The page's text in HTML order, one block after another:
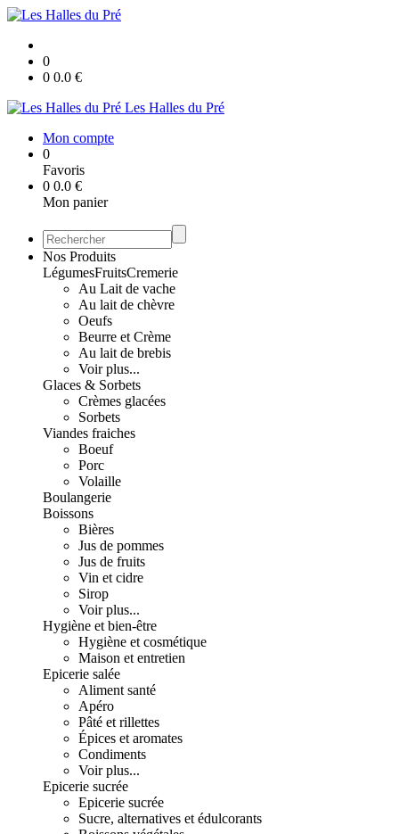
0
0 0.0 €
Les Halles du Pré
Mon compte
0
Favoris
0 0.0 €
Mon panier
Nos Produits
LégumesFruitsCremerie
Au Lait de vache
Au lait de chèvre
Oeufs
Beurre et Crème
Au lait de brebis
Voir plus...
Glaces & Sorbets
Crèmes glacées
Sorbets
Viandes fraiches
Boeuf
Porc
Volaille
Boulangerie
Boissons
Bières
Jus de pommes
Jus de fruits
Vin et cidre
Sirop
Voir plus...
Hygiène et bien-être
Hygiène et cosmétique
Maison et entretien
Epicerie salée
Aliment santé
Apéro
Pâté et rillettes
Épices et aromates
Condiments
Voir plus...
Epicerie sucrée
Epicerie sucrée
Sucre, alternatives et édulcorants